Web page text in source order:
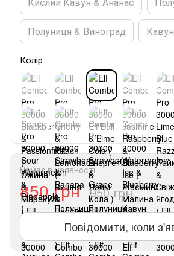
Полуниця & Виноград
Колір
Немає в наявності
850 грн 950 грн
Повідомити, коли